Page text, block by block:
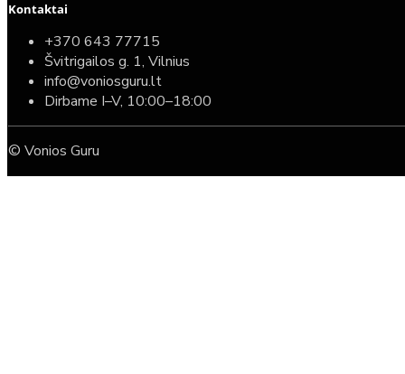
Kontaktai
+370 643 77715
Švitrigailos g. 1, Vilnius
info@voniosguru.lt
Dirbame I–V, 10:00–18:00
© Vonios Guru